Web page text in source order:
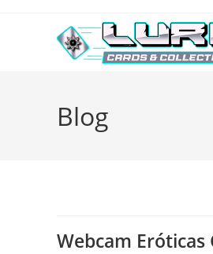
Blog
Webcam Eróticas